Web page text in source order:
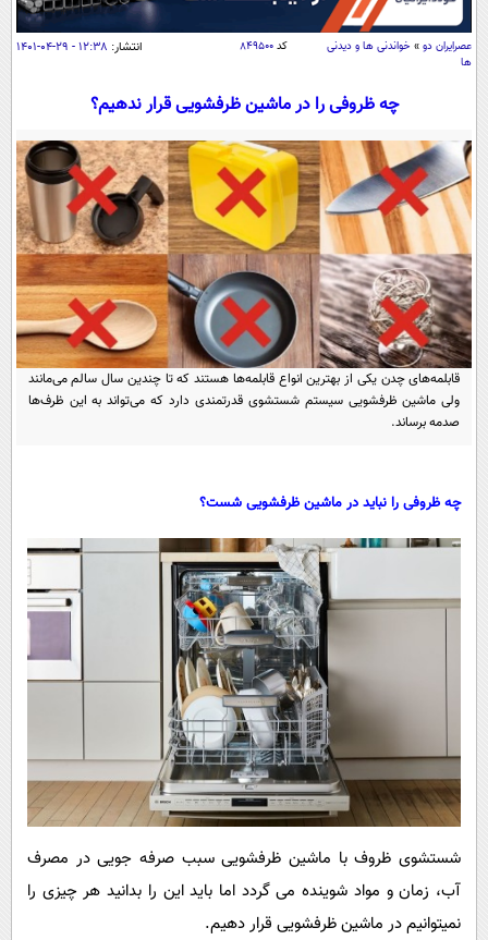
اقتصاد
اجتماعی
حوادث
سلامت
یک برش دانایی
محیط زیست
سفر و تفریح
ورزشی
بین الملل
سیاست خارجی
فرهنگ و هنر
علم و دانش
فناوری و It
علمی
اخبار کریپتو
قرآن
گوناگون
سرگرمی
باشگاه مغز
فیلم
اقتصاد
سرگرمی
فناوری
گوناگون
حوادث
محیط زیست
سلامت
فرهنگی
بین الملل
اجتماعی
حیات وحش
سیاست خارجی
عصر ایران 2
پیامک
روانشناسی
آشپزی
دانلود
عصرايران دو » خواندنی ها و دیدنی
ها
کد۸۴۹۵۰۰ انتشار: ۱۲:۳۸ - ۲۹-۰۴-۱۴۰۱
چه ظروفی را در ماشین ظرفشویی قرار ندهیم؟
قابلمه‌های چدن یکی از بهترین انواع قابلمه‌ها هستند که تا چندین سال سالم می‌مانند
ولی ماشین ظرفشویی سیستم شستشوی قدرتمندی دارد که می‌تواند به این ظرف‌ها
صدمه برساند.
چه ظروفی را نباید در ماشین ظرفشویی شست؟
شستشوی ظروف با ماشین ظرفشویی سبب صرفه جویی در مصرف
آب، زمان و مواد شوینده می گردد اما باید این را بدانید هر چیزی را
نمیتوانیم در ماشین ظرفشویی قرار دهیم.